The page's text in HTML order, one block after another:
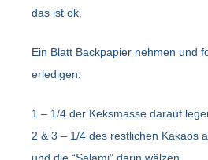
das ist ok.
Ein Blatt Backpapier nehmen und
erledigen:
1 – 1/4 der Keksmasse darauf
2 & 3 – 1/4 des restlichen Kakaos